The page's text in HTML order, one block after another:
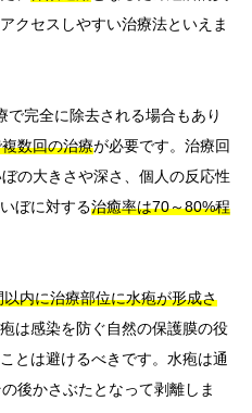
クセスしやすい治療法といえま
完全に除去される場合もあり
数回の治療が必要です。治療回
の大きさや深さ、個人の反応性
ぼに対する治癒率は70～80%程
内に治療部位に水疱が形成さ
は感染を防ぐ自然の保護膜の役
とは避けるべきです。水疱は通
の後かさぶたとなって剥離しま